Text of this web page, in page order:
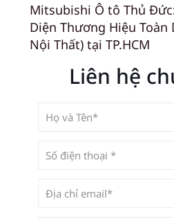
Mitsubishi Ô tô Thủ
Diện Thương Hiệu Toàn
Nội Thất) tại TP.HCM
Liên hệ